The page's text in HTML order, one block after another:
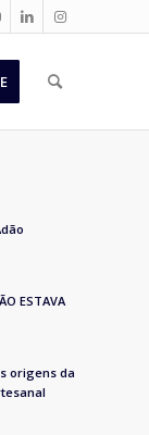
ESTAVA
origens da